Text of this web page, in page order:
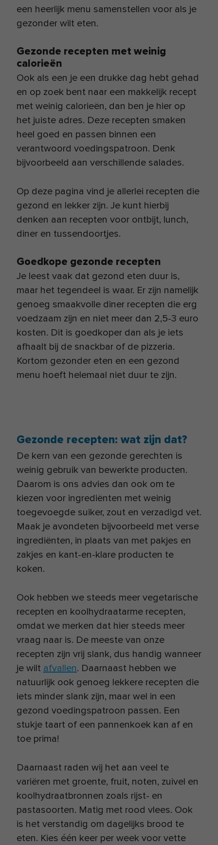
een heerlijk menu samenstellen voor als je
gezonder wilt eten.
Gezonde recepten met weinig
calorieën
Ook als een je een drukke dag hebt gehad
en op zoek bent naar een makkelijk recept
met weinig calorieën, dan ben je hier op
het juiste adres. Deze recepten smaken
heel goed en passen binnen een
verantwoord voedingspatroon. Denk
bijvoorbeeld aan verschillende salades.
Op deze pagina vind je allerlei recepten die
gezond en lekker zijn. Je kunt hierbij
denken aan recepten voor ontbijt, lunch,
diner en tussendoortjes.
Goedkope gezonde recepten
Je leest vaak dat gezond eten duur is,
maar het tegendeel is waar. Er zijn namelijk
genoeg smaakvolle diner recepten die erg
voedzaam zijn en niet meer dan 2,5-3 euro
kosten. Dit is goedkoper dan als je iets
afhaalt bij de snackbar of de pizzeria.
Kortom gezonder eten en een gezond
menu hoeft helemaal niet duur te zijn.
Gezonde recepten: wat zijn dat?
De kern van een gezonde gerechten is
weinig gebruik van bewerkte producten.
Daarom is ons advies dan ook om te
kiezen voor ingrediënten met weinig
toegevoegde suiker, zout en verzadigd vet.
Maak je avondeten bijvoorbeeld met verse
ingrediënten, in plaats van met pakjes en
zakjes en kant-en-klare producten te
koken.
Ook hebben we steeds meer vegetarische
recepten en koolhydraatarme recepten,
omdat we merken dat hier steeds meer
vraag naar is. De meeste van onze
recepten zijn vrij slank, dus handig wanneer
je wilt afvallen. Daarnaast hebben we
natuurlijk ook genoeg lekkere recepten die
iets minder slank zijn, maar wel in een
gezond voedingspatroon passen. Een
stukje taart of een pannenkoek kan af en
toe prima!
Daarnaast raden wij het aan veel te
variëren met groente, fruit, noten, zuivel en
koolhydraatbronnen zoals rijst- en
pastasoorten. Matig met rood vlees. Ook
is het verstandig om dagelijks brood te
eten. Kies één keer per week voor vette